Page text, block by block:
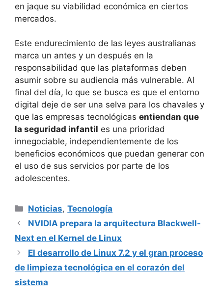
en jaque su viabilidad económica en ciertos
mercados.
Este endurecimiento de las leyes australianas
marca un antes y un después en la
responsabilidad que las plataformas deben
asumir sobre su audiencia más vulnerable. Al
final del día, lo que se busca es que el entorno
digital deje de ser una selva para los chavales y
que las empresas tecnológicas entiendan que
la seguridad infantil es una prioridad
innegociable, independientemente de los
beneficios económicos que puedan generar con
el uso de sus servicios por parte de los
adolescentes.
Categorías
Noticias,Tecnología
NVIDIA prepara la arquitectura Blackwell-
Next en el Kernel de Linux
El desarrollo de Linux 7.2 y el gran proceso
de limpieza tecnológica en el corazón del
sistema